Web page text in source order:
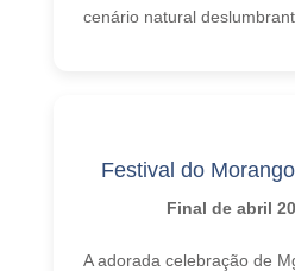
cenário natural
Festival do
Final de abril
A adorada celebração de